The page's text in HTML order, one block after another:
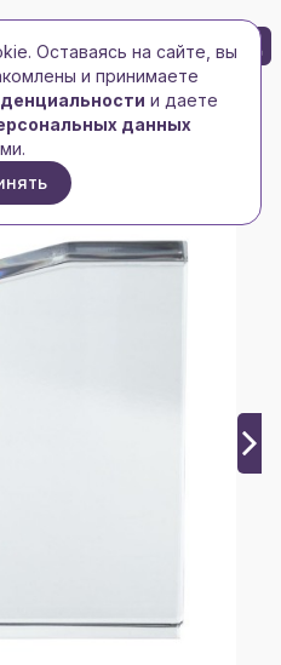
0
/Стелы/
Оставаясь на сайте, вы
и принимаете
и даете
данных